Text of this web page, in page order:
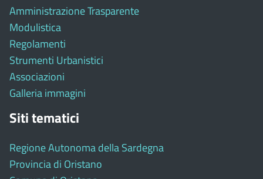
Amministrazione Trasparente
Modulistica
Regolamenti
Strumenti Urbanistici
Associazioni
Galleria immagini
Siti tematici
Regione Autonoma della Sardegna
Provincia di Oristano